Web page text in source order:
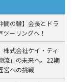
間の輪】会長とドラ
ーリングへ！
株式会社ケイ・ティ
流」の未来へ。22期
営への挑戦